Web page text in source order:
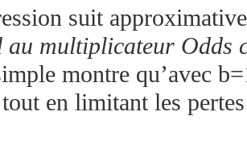
suit
au multiplicateur Odds
montre qu’avec
en limitant les